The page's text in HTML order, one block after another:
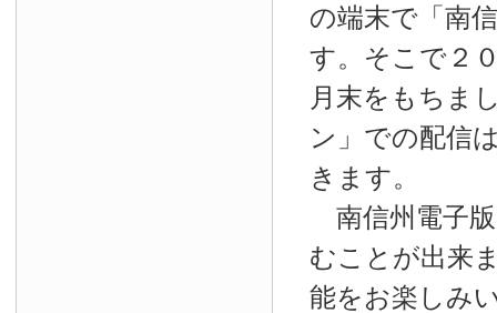
の端末で「南
す。そこで２
月末をもちま
ン」での配信
きます。
南信州電子
むことが出来
能をお楽しみ